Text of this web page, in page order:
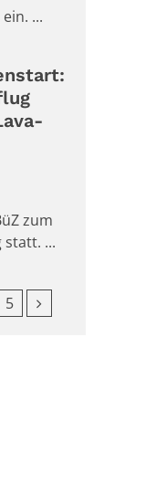
...
zum
statt. ...
5 Nächste Seite